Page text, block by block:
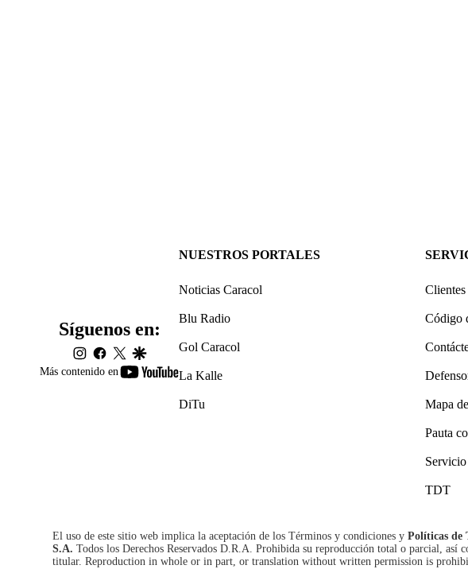
Más contenido en
youtube-
Síguenos en:
instagram
facebook
twittergoogle
NUESTROS PORTALES
Noticias Caracol
Blu Radio
Gol Caracol
La Kalle
DiTu
Código
Mapa
Pauta
TDT
El uso de este sitio web implica la aceptación de los Términos y condiciones y Políticas de
S.A. Todos los Derechos Reservados D.R.A. Prohibida su reproducción total o parcial, así
titular. Reproduction in whole or in part, or translation without written permission is